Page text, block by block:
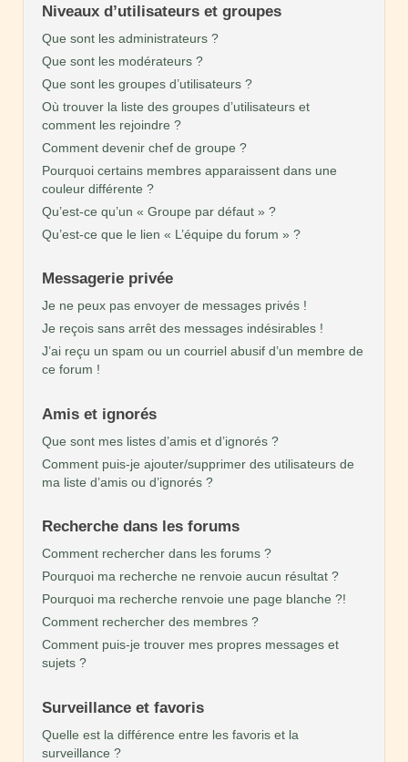
Niveaux d’utilisateurs et groupes
Que sont les administrateurs ?
Que sont les modérateurs ?
Que sont les groupes d’utilisateurs ?
Où trouver la liste des groupes d’utilisateurs et
comment les rejoindre ?
Comment devenir chef de groupe ?
Pourquoi certains membres apparaissent dans une
couleur différente ?
Qu’est-ce qu’un « Groupe par défaut » ?
Qu’est-ce que le lien « L’équipe du forum » ?
Messagerie privée
Je ne peux pas envoyer de messages privés !
Je reçois sans arrêt des messages indésirables !
J’ai reçu un spam ou un courriel abusif d’un membre de
ce forum !
Amis et ignorés
Que sont mes listes d’amis et d’ignorés ?
Comment puis-je ajouter/supprimer des utilisateurs de
ma liste d’amis ou d’ignorés ?
Recherche dans les forums
Comment rechercher dans les forums ?
Pourquoi ma recherche ne renvoie aucun résultat ?
Pourquoi ma recherche renvoie une page blanche ?!
Comment rechercher des membres ?
Comment puis-je trouver mes propres messages et
sujets ?
Surveillance et favoris
Quelle est la différence entre les favoris et la
surveillance ?